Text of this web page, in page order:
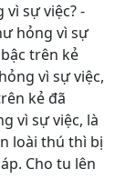
sự việc? -
hỏng vì sự
trên kẻ
vì sự việc,
kẻ đã
vì sự việc, là
loài thú thì bị
Cho tu lên